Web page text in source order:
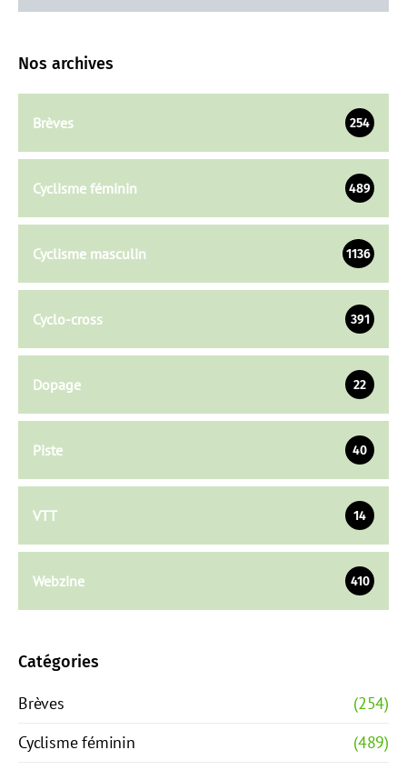
Nos archives
Brèves 254
Cyclisme féminin 489
Cyclisme masculin 1136
Cyclo-cross 391
Dopage 22
Piste 40
VTT 14
Webzine 410
Catégories
Brèves
(254)
Cyclisme féminin
(489)